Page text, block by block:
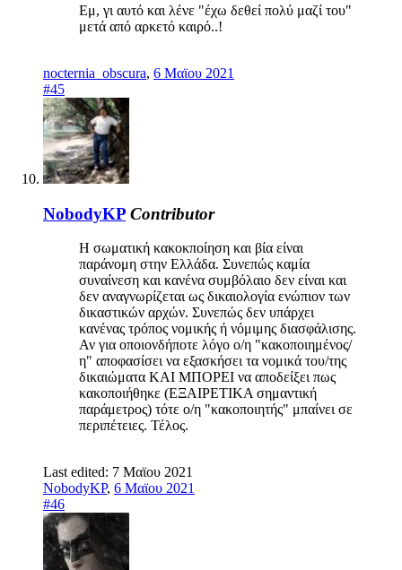
Εμ, γι αυτό και λένε "έχω δεθεί πολύ μαζί του"
μετά από αρκετό καιρό..!
nocternia_obscura, 6 Μαϊου 2021
#45
NobodyKP Contributor
Η σωματική κακοκποίηση και βία είναι
παράνομη στην Ελλάδα. Συνεπώς καμία
συναίνεση και κανένα συμβόλαιο δεν είναι και
δεν αναγνωρίζεται ως δικαιολογία ενώπιον των
δικαστικών αρχών. Συνεπώς δεν υπάρχει
κανένας τρόπος νομικής ή νόμιμης διασφάλισης.
Αν για οποιονδήποτε λόγο ο/η "κακοποιημένος/
η" αποφασίσει να εξασκήσει τα νομικά του/της
δικαιώματα ΚΑΙ ΜΠΟΡΕΙ να αποδείξει πως
κακοποιήθηκε (ΕΞΑΙΡΕΤΙΚΑ σημαντική
παράμετρος) τότε ο/η "κακοποιητής" μπαίνει σε
περιπέτειες. Τέλος.
Last edited: 7 Μαϊου 2021
NobodyKP, 6 Μαϊου 2021
#46